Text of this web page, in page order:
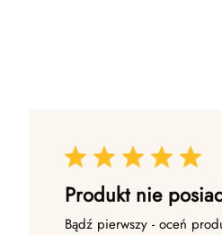
Produkt nie
Bądź pierwszy - oceń